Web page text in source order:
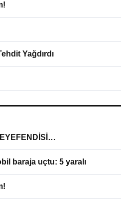
Yağdırdı
baraja uçtu: 5 yaralı